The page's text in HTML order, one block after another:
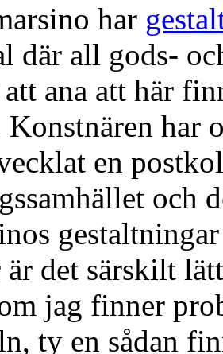
har
där all gods-
ana att här
har
en
och
det särskilt
jag finner
ty en sådan